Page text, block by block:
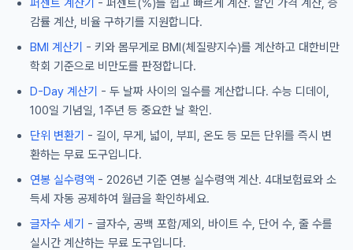
퍼센트 계산기 - 퍼센트(%)를 쉽고 빠르게 계산. 할인 가격 계산, 증
감률 계산, 비율 구하기를 지원합니다.
BMI 계산기 - 키와 몸무게로 BMI(체질량지수)를 계산하고 대한비만
학회 기준으로 비만도를 판정합니다.
D-Day 계산기 - 두 날짜 사이의 일수를 계산합니다. 수능 디데이,
100일 기념일, 1주년 등 중요한 날 확인.
단위 변환기 - 길이, 무게, 넓이, 부피, 온도 등 모든 단위를 즉시 변
환하는 무료 도구입니다.
연봉 실수령액 - 2026년 기준 연봉 실수령액 계산. 4대보험료와 소
득세 자동 공제하여 월급을 확인하세요.
글자수 세기 - 글자수, 공백 포함/제외, 바이트 수, 단어 수, 줄 수를
실시간 계산하는 무료 도구입니다.